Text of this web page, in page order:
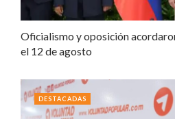
Oficialismo y oposición
el 12 de agosto
DESTACADAS